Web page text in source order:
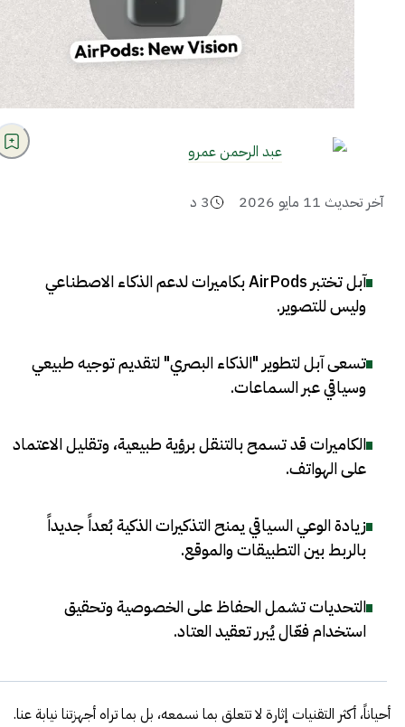
عبد الرحمن عمرو
آخر تحديث 11 مايو 2026 3 د
آبل تختبر AirPods بكاميرات لدعم الذكاء الاصطناعي
وليس للتصوير.
تسعى آبل لتطوير "الذكاء البصري" لتقديم توجيه طبيعي
وسياقي عبر السماعات.
الكاميرات قد تسمح بالتنقل برؤية طبيعية، وتقليل الاعتماد
على الهواتف.
زيادة الوعي السياقي يمنح التذكيرات الذكية بُعداً جديداً
بالربط بين التطبيقات والموقع.
التحديات تشمل الحفاظ على الخصوصية وتحقيق
استخدام فعّال يُبرر تعقيد العتاد.
أحياناً، أكثر التقنيات إثارة لا تتعلق بما نسمعه، بل بما تراه أجهزتنا نيابة عنا.